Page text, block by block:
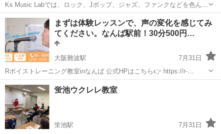
Ks Music Labでは、ロック、Jポップ、ジャズ、ファンクなどを色んな
奏法で演奏できます。 全くの初心者でも大丈夫です。 コード理論やベ
ースラインの作り方、アドリブソロまで学べます。 バッキングトラッ
クや、アーテ...
大阪 大阪市 天王寺駅 スラップ
まずは体験レッスンで、声の変化を感じてみ
てください。なんば駅前！30分500円…
大阪難波駅
7月31日
Rボイストレーニング教室inなんば 公式HPはこちら👉 https://r-
voitore.com/ 体験レッスン申込みはLINEで簡単！👍
https://lin.ee/Xg5S4oI 子供から大人まで、歌がうまくなり...
大阪 大阪市 大阪難波駅 ボーカル
蛍池ウクレレ教室
蛍池駅
7月31日